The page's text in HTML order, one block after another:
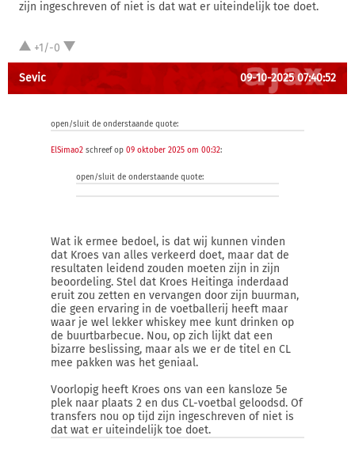
zijn ingeschreven of niet is dat wat er uiteindelijk toe doet.
+1/-0
Sevic 09-10-2025 07:40:52
open/sluit de onderstaande quote:
ElSimao2 schreef op 09 oktober 2025 om 00:32:
open/sluit de onderstaande quote:
Wat ik ermee bedoel, is dat wij kunnen vinden
dat Kroes van alles verkeerd doet, maar dat de
resultaten leidend zouden moeten zijn in zijn
beoordeling. Stel dat Kroes Heitinga inderdaad
eruit zou zetten en vervangen door zijn buurman,
die geen ervaring in de voetballerij heeft maar
waar je wel lekker whiskey mee kunt drinken op
de buurtbarbecue. Nou, op zich lijkt dat een
bizarre beslissing, maar als we er de titel en CL
mee pakken was het geniaal.
Voorlopig heeft Kroes ons van een kansloze 5e
plek naar plaats 2 en dus CL-voetbal geloodsd. Of
transfers nou op tijd zijn ingeschreven of niet is
dat wat er uiteindelijk toe doet.